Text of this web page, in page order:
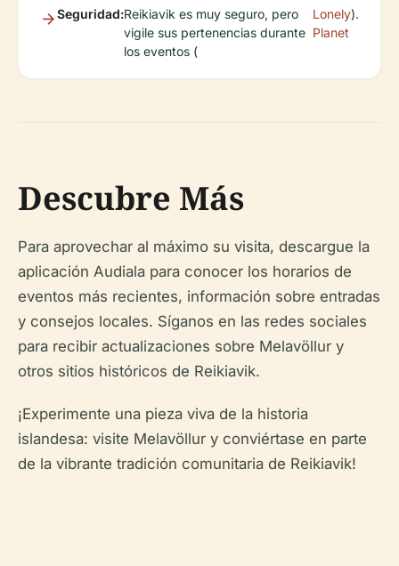
Seguridad:Reikiavik es muy seguro, pero
vigile sus pertenencias durante
los eventos (
Lonely
Planet
).
Descubre Más
Para aprovechar al máximo su visita, descargue la
aplicación Audiala para conocer los horarios de
eventos más recientes, información sobre entradas
y consejos locales. Síganos en las redes sociales
para recibir actualizaciones sobre Melavöllur y
otros sitios históricos de Reikiavik.
¡Experimente una pieza viva de la historia
islandesa: visite Melavöllur y conviértase en parte
de la vibrante tradición comunitaria de Reikiavik!